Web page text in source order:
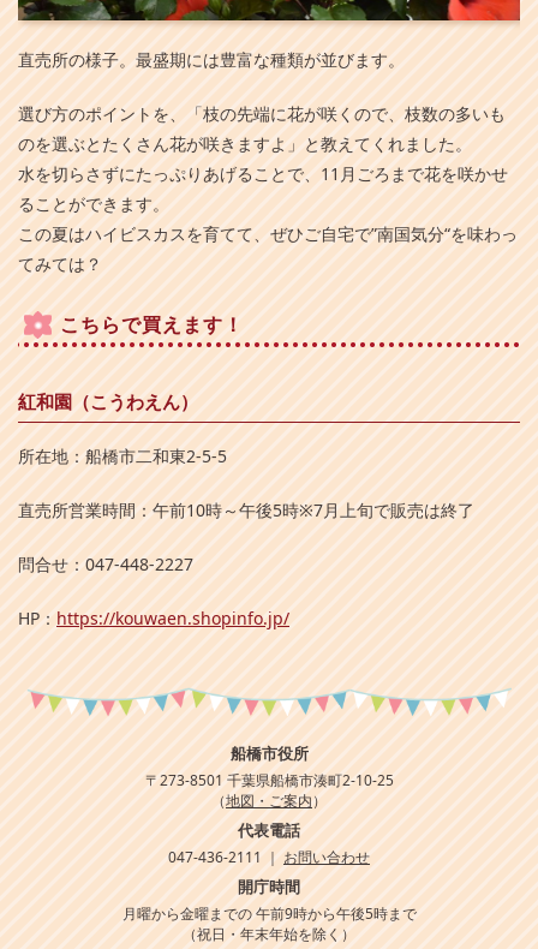
直売所の様子。最盛期には豊富な種類が並びます。
選び方のポイントを、「枝の先端に花が咲くので、枝数の多いも
のを選ぶとたくさん花が咲きますよ」と教えてくれました。
水を切らさずにたっぷりあげることで、11月ごろまで花を咲かせ
ることができます。
この夏はハイビスカスを育てて、ぜひご自宅で”南国気分“を味わっ
てみては？
こちらで買えます！
紅和園（こうわえん）
所在地：船橋市二和東2-5-5
直売所営業時間：午前10時～午後5時※7月上旬で販売は終了
問合せ：047-448-2227
HP： https://kouwaen.shopinfo.jp/
船橋市役所
〒273-8501 千葉県船橋市湊町2-10-25
（地図・ご案内）
代表電話
047-436-2111 ｜ お問い合わせ
開庁時間
月曜から金曜までの 午前9時から午後5時まで
（祝日・年末年始を除く）